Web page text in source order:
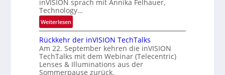
d
inVISION sprach mit Annika Felhauer,
Technology…
Weiterlesen:
U
n
b
e
g
Rückkehr der inVISION TechTalks
Am 22. September kehren die inVISION
TechTalks mit dem Webinar (Telecentric)
Lenses & Illuminations aus der
Sommerpause zurück.